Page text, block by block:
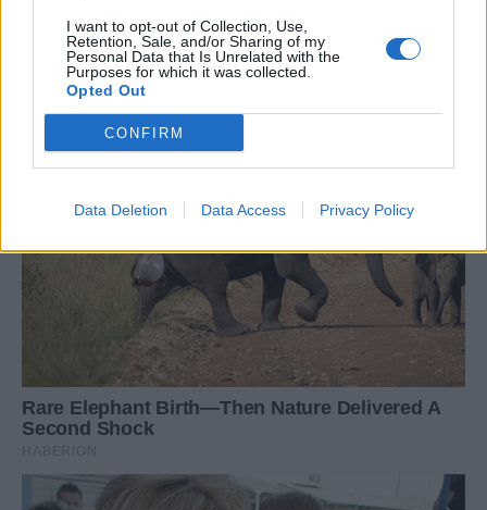
I want to opt-out of Collection, Use,
Retention, Sale, and/or Sharing of my
Personal Data that Is Unrelated with the
Purposes for which it was collected.
Opted Out
CONFIRM
Data Deletion Data Access Privacy Policy